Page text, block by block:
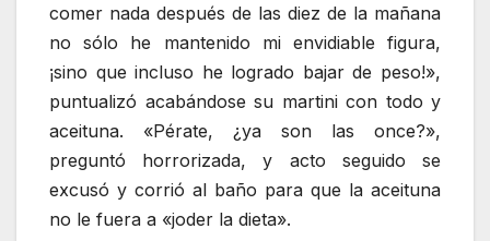
comer nada después de las diez de la mañana
no sólo he mantenido mi envidiable figura,
¡sino que incluso he logrado bajar de peso!»,
puntualizó acabándose su martini con todo y
aceituna. «Pérate, ¿ya son las once?»,
preguntó horrorizada, y acto seguido se
excusó y corrió al baño para que la aceituna
no le fuera a «joder la dieta».